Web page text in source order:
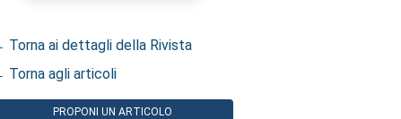
Torna ai dettagli della Rivista
Torna agli articoli
PROPONI UN ARTICOLO